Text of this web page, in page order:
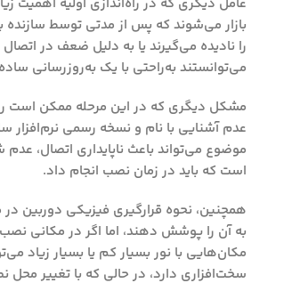
عامل دیگری که در راه‌اندازی اولیه اهمیت
بازار می‌شوند که پس از مدتی توسط سازنده
را نادیده می‌گیرند یا به دلیل ضعف در
می‌توانستند به‌راحتی با یک به‌روزرسانی
مشکل دیگری که در این مرحله ممکن است رخ
عدم آشنایی با نام و نسخه رسمی نرم‌افزار
موضوع می‌تواند باعث ناپایداری اتصال، عدم
است که باید در زمان نصب انجام داد.
به آن را پوشش دهند، اما اگر در مکانی
مکان‌هایی با نور بسیار کم یا بسیار
سخت‌افزاری دارد، در حالی که با تغییر